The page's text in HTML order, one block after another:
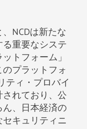
NCDは新たな
重要なシステ
トフォーム」
プラットフォ
ティ・プロバイ
れており、公
、日本経済の
キュリティニ